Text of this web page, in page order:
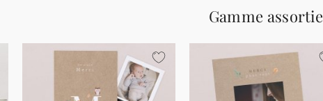
Gamme assortie